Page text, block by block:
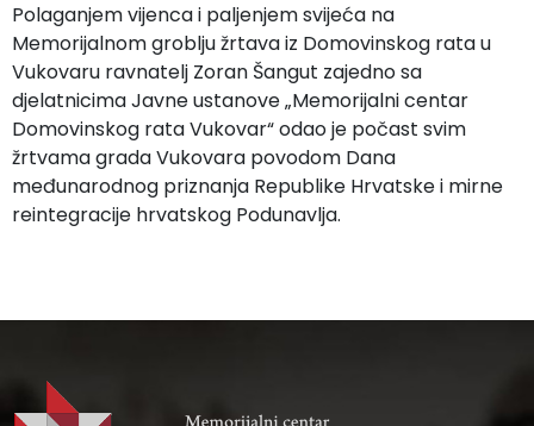
Polaganjem vijenca i paljenjem svijeća na
Memorijalnom groblju žrtava iz Domovinskog rata u
Vukovaru ravnatelj Zoran Šangut zajedno sa
djelatnicima Javne ustanove „Memorijalni centar
Domovinskog rata Vukovar“ odao je počast svim
žrtvama grada Vukovara povodom Dana
međunarodnog priznanja Republike Hrvatske i mirne
reintegracije hrvatskog Podunavlja.